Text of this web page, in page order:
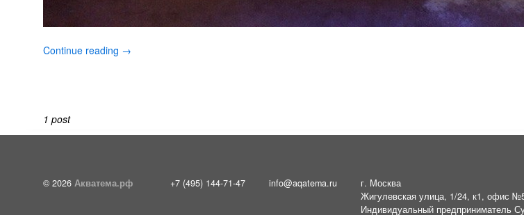
Continue reading →
1 post
© 2026 Акватема.рф +7 (495) 144-71-47 info@aqatema.ru
г. Москва
Жигулевская улица, 1/24, к1, офис
Индивидуальный предприниматель